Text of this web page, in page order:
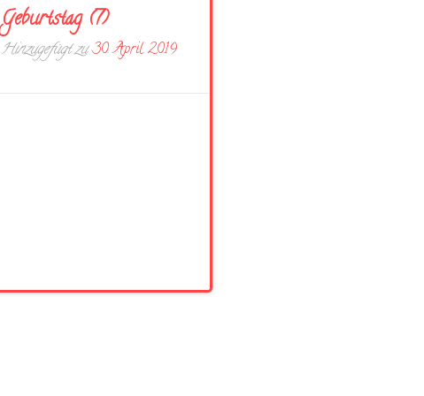
Geburtstag (7)
Hinzugefügt zu30. April 2019